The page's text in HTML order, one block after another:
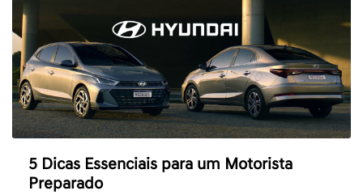
5 Dicas Essenciais para um Motorista
Preparado